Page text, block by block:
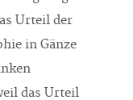
Urteil der
in Gänze
das Urteil